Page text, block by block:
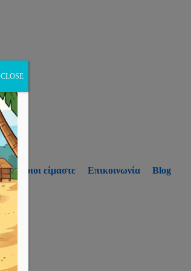
Ποιοι είμαστε Επικοινωνία
Blog
CLOSE